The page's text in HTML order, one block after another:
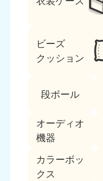
ビーズ
クッション
段ボール
オーディオ
機器
カラーボッ
クス